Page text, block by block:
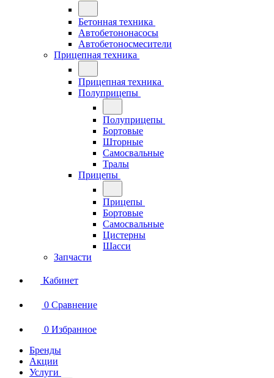
Бетонная техника
Автобетононасосы
Автобетоносмесители
Прицепная техника
Прицепная техника
Полуприцепы
Полуприцепы
Бортовые
Шторные
Самосвальные
Тралы
Прицепы
Прицепы
Бортовые
Самосвальные
Цистерны
Шасси
Запчасти
Кабинет
0 Сравнение
0 Избранное
Бренды
Акции
Услуги